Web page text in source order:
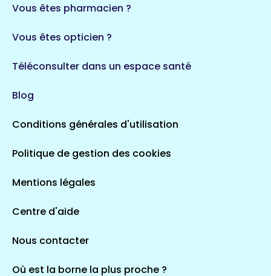
Vous êtes pharmacien ?
Vous êtes opticien ?
Téléconsulter dans un espace santé
Blog
Conditions générales d'utilisation
Politique de gestion des cookies
Mentions légales
Centre d'aide
Nous contacter
Où est la borne la plus proche ?